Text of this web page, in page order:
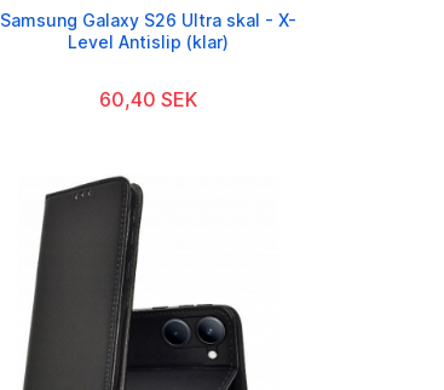
Samsung Galaxy S26 Ultra skal - X-
Level Antislip (klar)
60,40 SEK